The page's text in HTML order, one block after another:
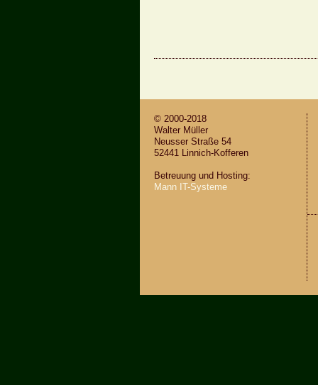
© 2000-2018
Wal­ter Mül­ler
Neus­ser Stra­ße 54
52441 Lin­nich-Kof­fe­ren
Be­treu­ung und Hos­ting:
Mann IT-Sys­te­me